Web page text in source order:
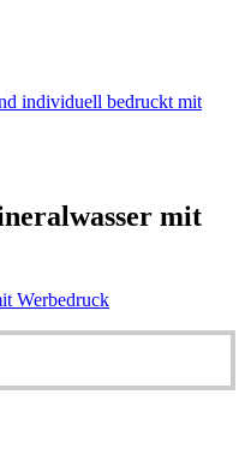
mit
Werbedruck